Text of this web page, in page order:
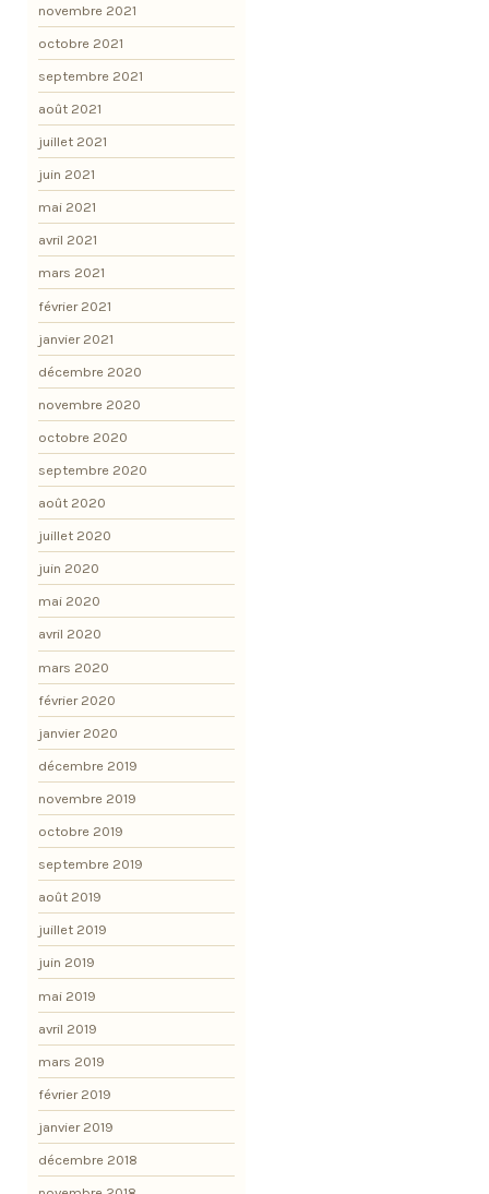
novembre 2021
octobre 2021
septembre 2021
août 2021
juillet 2021
juin 2021
mai 2021
avril 2021
mars 2021
février 2021
janvier 2021
décembre 2020
novembre 2020
octobre 2020
septembre 2020
août 2020
juillet 2020
juin 2020
mai 2020
avril 2020
mars 2020
février 2020
janvier 2020
décembre 2019
novembre 2019
octobre 2019
septembre 2019
août 2019
juillet 2019
juin 2019
mai 2019
avril 2019
mars 2019
février 2019
janvier 2019
décembre 2018